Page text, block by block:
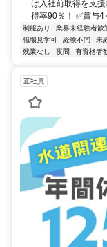
は入社前取得を支
得率90％！ ✅賞与
制服あり 業界未経験者歓
職場見学可
経験不問 未
残業なし
夜間 有資格者
正社員